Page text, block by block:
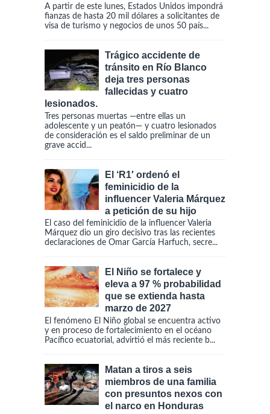
A partir de este lunes, Estados Unidos impondrá
fianzas de hasta 20 mil dólares a solicitantes de
visa de turismo y negocios de unos 50 país...
Trágico accidente de
tránsito en Río Blanco
deja tres personas
fallecidas y cuatro
lesionados.
Tres personas muertas —entre ellas un
adolescente y un peatón— y cuatro lesionados
de consideración es el saldo preliminar de un
grave accid...
El ‘R1′ ordenó el
feminicidio de la
influencer Valeria Márquez
a petición de su hijo
El caso del feminicidio de la influencer Valeria
Márquez dio un giro decisivo tras las recientes
declaraciones de Omar García Harfuch, secre...
El Niño se fortalece y
eleva a 97 % probabilidad
que se extienda hasta
marzo de 2027
El fenómeno El Niño global se encuentra activo
y en proceso de fortalecimiento en el océano
Pacífico ecuatorial, advirtió el más reciente b...
Matan a tiros a seis
miembros de una familia
con presuntos nexos con
el narco en Honduras